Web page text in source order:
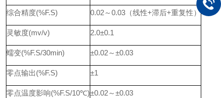
综合精度(%F.S) 0.02～0.03（线性+滞后+重复性）
灵敏度(mv/v) 2.0±0.1
蠕变(%F.S/30min) ±0.02～±0.03
零点输出(%F.S) ±1
零点温度影响(%F.S/10℃)±0.02～±0.03